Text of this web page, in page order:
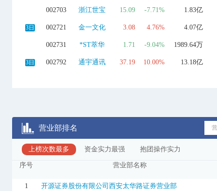
002703 浙江世宝 15.09 -7.71% 1.83亿
3日 002721 金一文化 3.08 4.76% 4.07亿
002731 *ST萃华 1.71 -9.04% 1989.64万
3日 002792 通宇通讯 37.19 10.00% 13.18亿
3日 002943
002963 豪尔赛 18.50 -4.39%
11.50
300363 博腾股份 20.44 20.02%
营业部排名
上榜次数最多 资金实力最强 抱团操作实力
序号 营业部名称
1
开源证券股份有限公司西安太华路证券营业部